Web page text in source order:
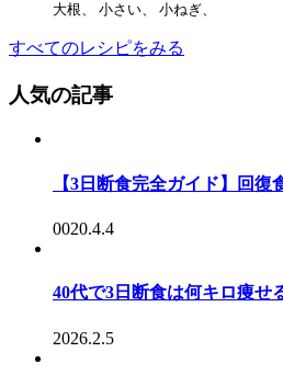
大根、 小さい、 小ねぎ、
すべてのレシピをみる
人気の記事
【3日断食完全ガイド】回
0020.4.4
40代で3日断食は何キロ痩せ
2026.2.5